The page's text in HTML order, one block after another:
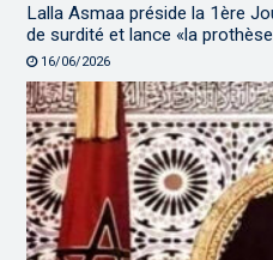
Lalla Asmaa préside la 1ère
de surdité et lance «la
16/06/2026